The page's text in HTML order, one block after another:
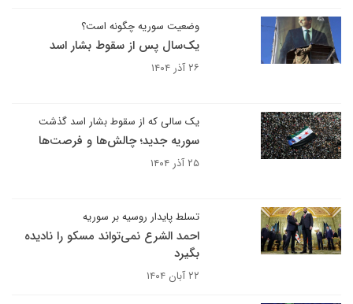
وضعیت سوریه چگونه است؟
یک‌سال پس از سقوط بشار اسد
۲۶ آذر ۱۴۰۴
یک سالی که از سقوط بشار اسد گذشت
سوریه جدید؛ چالش‌ها و فرصت‌ها
۲۵ آذر ۱۴۰۴
تسلط پایدار روسیه بر سوریه
احمد الشرع نمی‌تواند مسکو را نادیده
بگیرد
۲۲ آبان ۱۴۰۴